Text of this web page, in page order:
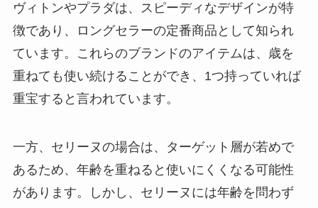
ヴィトンやプラダは、スピーディなデザインが特
徴であり、ロングセラーの定番商品として知られ
ています。これらのブランドのアイテムは、歳を
重ねても使い続けることができ、1つ持っていれば
重宝すると言われています。
一方、セリーヌの場合は、ターゲット層が若めで
あるため、年齢を重ねると使いにくくなる可能性
があります。しかし、セリーヌには年齢を問わず